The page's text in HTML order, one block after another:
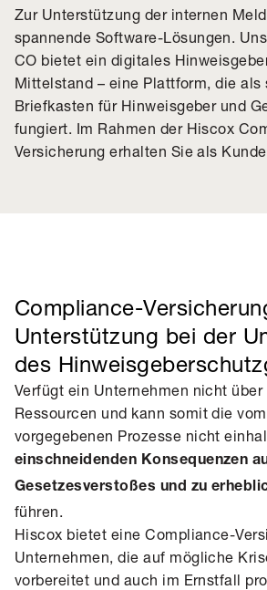
Zur Unterstützung der internen
spannende Software-Lösungen.
CO bietet ein digitales
Mittelstand – eine Plattform, die als
Briefkasten für Hinweisgeber und
fungiert. Im Rahmen der Hiscox
Versicherung erhalten Sie als
Compliance-
Unterstützung bei der
des
Verfügt ein Unternehmen nicht
Ressourcen und kann somit die
vorgegebenen Prozesse nicht
einschneidenden Konsequenzen
Gesetzesverstoßes und zu
führen.
Hiscox bietet eine Compliance-
Unternehmen, die auf mögliche
vorbereitet und auch im Ernstfall